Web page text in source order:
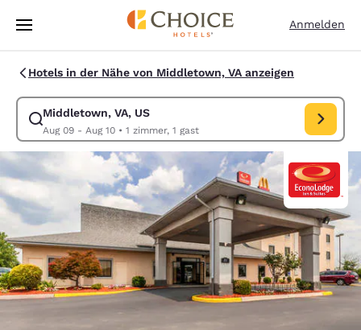
Weiter Zu Hauptinhalt
Anmelden
Hotels in der Nähe von Middletown, VA anzeigen
Middletown, VA, US
Aug 09 - Aug 10• 1 zimmer, 1 gast
Suche für Middletown, VA, US ändern. Check-in-Datum Aug 09,